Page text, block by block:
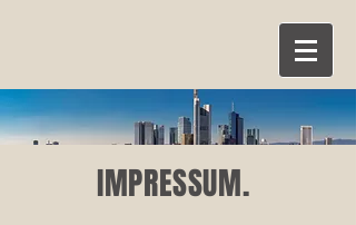
IMPRESSUM.